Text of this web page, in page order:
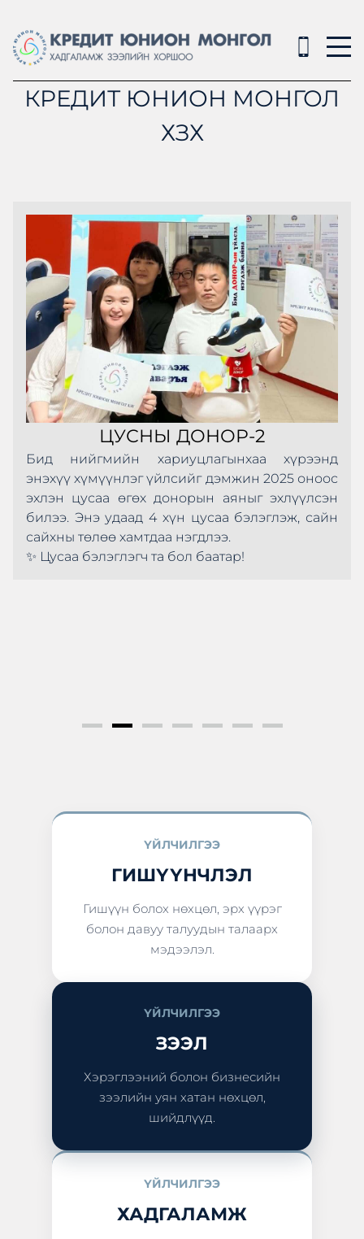
КРЕДИТ ЮНИОН МОНГОЛ
ХЗХ
ЦУСНЫ ДОНОР-2
Бид нийгмийн хариуцлагынхаа хүрээнд
энэхүү хүмүүнлэг үйлсийг дэмжин 2025 оноос
эхлэн цусаа өгөх донорын аяныг эхлүүлсэн
билээ. Энэ удаад 4 хүн цусаа бэлэглэж, сайн
сайхны төлөө хамтдаа нэгдлээ.
✨ Цусаа бэлэглэгч та бол баатар!
ҮЙЛЧИЛГЭЭ
ГИШҮҮНЧЛЭЛ
Гишүүн болох нөхцөл, эрх үүрэг
болон давуу талуудын талаарх
мэдээлэл.
ҮЙЛЧИЛГЭЭ
ЗЭЭЛ
Хэрэглээний болон бизнесийн
зээлийн уян хатан нөхцөл,
шийдлүүд.
ҮЙЛЧИЛГЭЭ
ХАДГАЛАМЖ